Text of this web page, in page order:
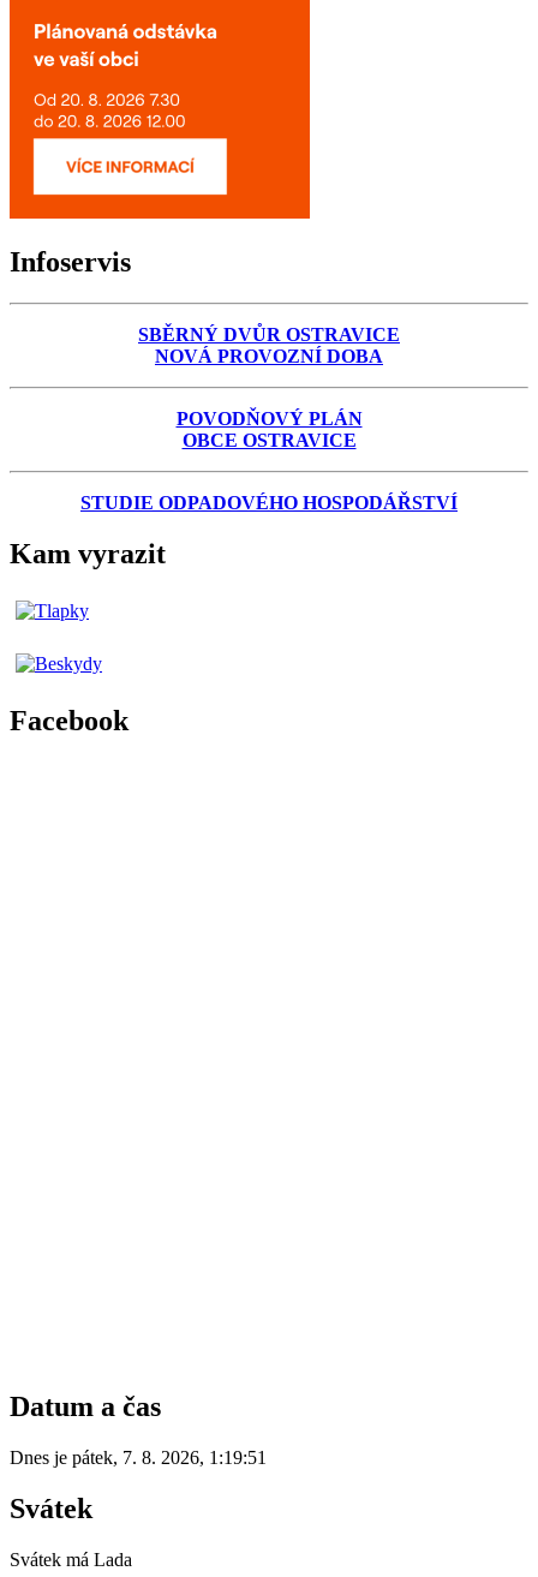
Infoservis
SBĚRNÝ DVŮR OSTRAVICE
NOVÁ PROVOZNÍ DOBA
POVODŇOVÝ PLÁN
OBCE OSTRAVICE
STUDIE ODPADOVÉHO HOSPODÁŘSTVÍ
Kam vyrazit
Facebook
Datum a čas
Dnes je pátek, 7. 8. 2026, 1:19:51
Svátek
Svátek má Lada